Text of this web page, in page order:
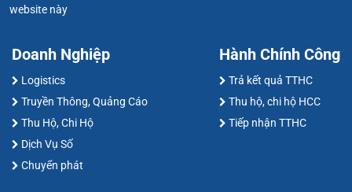
website này
Doanh Nghiệp
Logistics
Truyền Thông, Quảng Cáo
Thu Hộ, Chi Hộ
Dịch Vụ Số
Chuyển phát
Hành Chính Công
Trả kết quả TTHC
Thu hộ, chi hộ HCC
Tiếp nhận TTHC